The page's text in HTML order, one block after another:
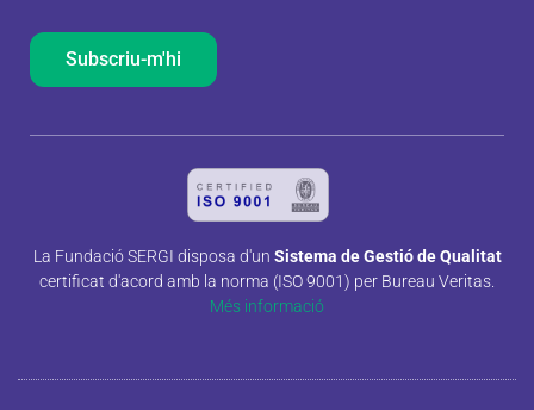
Subscriu-m'hi
La Fundació SERGI disposa d'un Sistema de Gestió de Qualitat
certificat d'acord amb la norma (ISO 9001) per Bureau Veritas.
Més informació